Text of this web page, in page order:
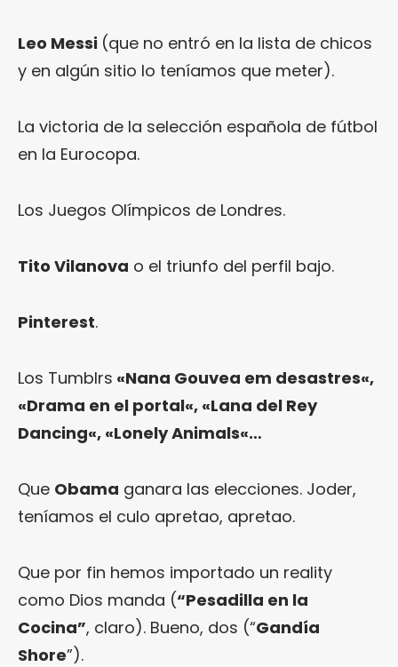
Leo Messi (que no entró en la lista de chicos
y en algún sitio lo teníamos que meter).
La victoria de la selección española de fútbol
en la Eurocopa.
Los Juegos Olímpicos de Londres.
Tito Vilanova o el triunfo del perfil bajo.
Pinterest.
Los Tumblrs «Nana Gouvea em desastres«,
«Drama en el portal«, «Lana del Rey
Dancing«, «Lonely Animals«…
Que Obama ganara las elecciones. Joder,
teníamos el culo apretao, apretao.
Que por fin hemos importado un reality
como Dios manda (“Pesadilla en la
Cocina”, claro). Bueno, dos (“Gandía
Shore”).